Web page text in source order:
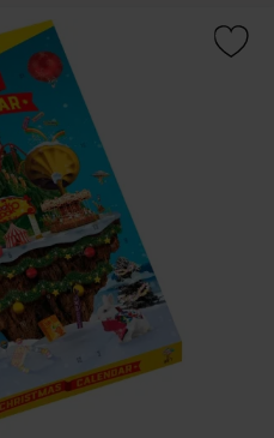
×
Ramlösa Kirsikka 33cl